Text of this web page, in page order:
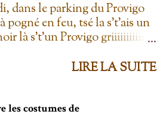
dans le parking du Provigo
pogné en feu, tsé la s't'ais un
là s't'un Provigo griiiiiiiiiiis)
est lundi mais là tu vois
hack du Provigo: si tu te
LIRE LA SUITE
les costumes de